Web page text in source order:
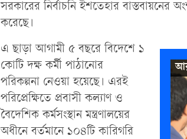
সরকারের নির্বাচনি ইশতেহার বাস্তবায়নের
করেছে।
এ ছাড়া আগামী ৫ বছরে বিদেশে ১
কোটি দক্ষ কর্মী পাঠানোর
পরিকল্পনা নেওয়া হয়েছে। এরই
পরিপ্রেক্ষিতে প্রবাসী কল্যাণ ও
বৈদেশিক কর্মসংস্থান মন্ত্রণালয়ের
অধীনে বর্তমানে ১০৪টি কারিগরি